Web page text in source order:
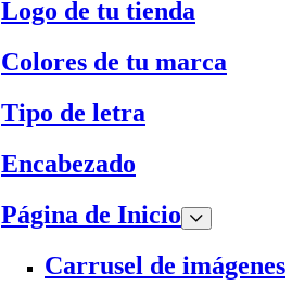
Logo de tu tienda
Colores de tu marca
Tipo de letra
Encabezado
Página de Inicio
Carrusel de imágenes